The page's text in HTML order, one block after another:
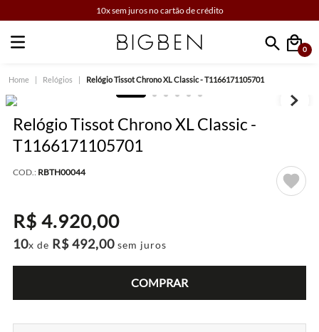
10x sem juros no cartão de crédito
Faça sua busca
0
Relógios Relógio Tissot Chrono XL Classic - T1166171105701
Relógio Tissot Chrono XL Classic -
T1166171105701
COD.: RBTH00044
R$ 4.920,00
10x de R$492,00 sem juros
COMPRAR